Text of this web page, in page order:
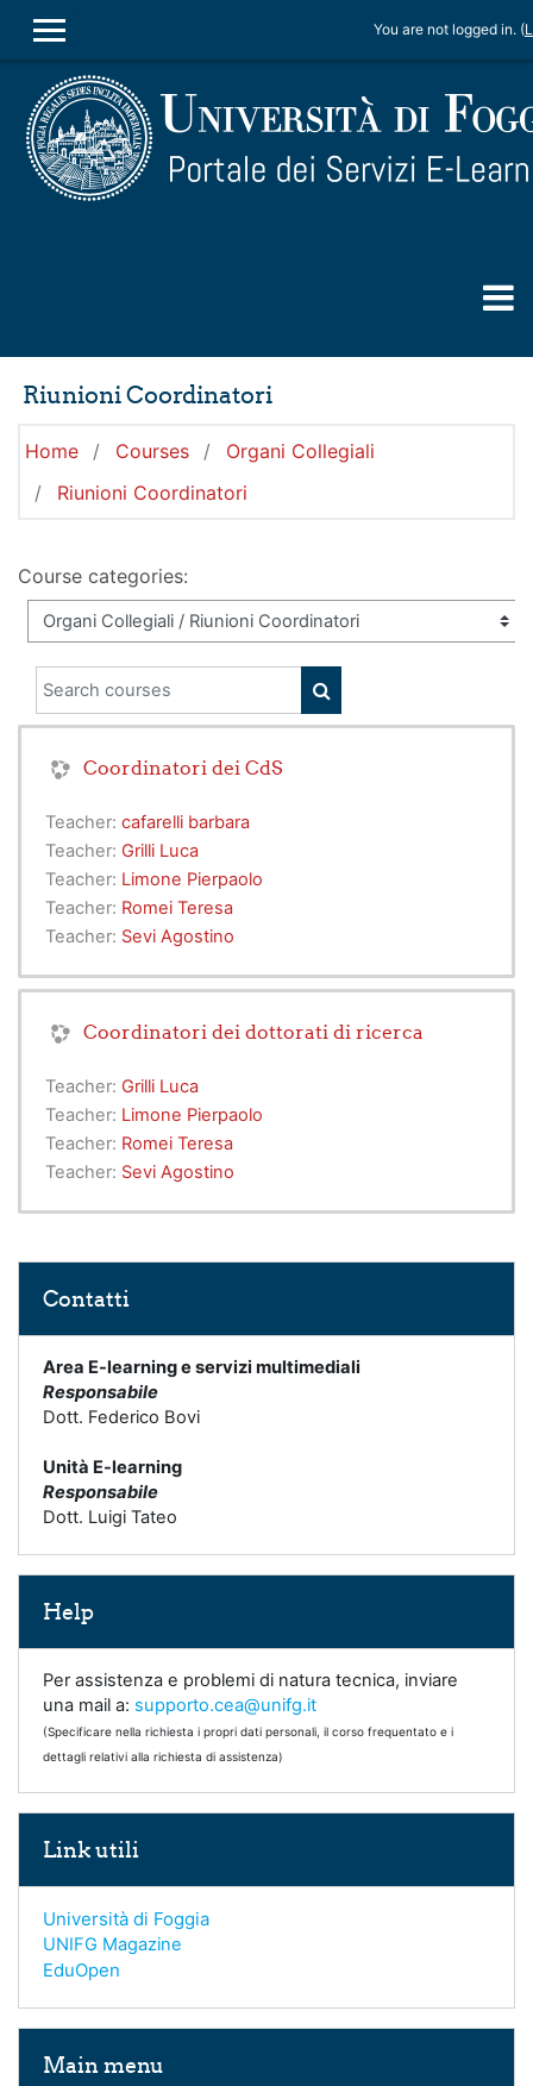
SIDE PANEL
You are not logged in. (
Riunioni Coordinatori
Home Courses
Organi Collegiali
Riunioni Coordinatori
Course categories:
Search courses
SEARCH COURSES
Coordinatori dei CdS
Teacher: cafarelli barbara
Teacher: Grilli Luca
Teacher: Limone Pierpaolo
Teacher: Romei Teresa
Teacher: Sevi Agostino
Coordinatori dei dottorati di ricerca
Teacher: Grilli Luca
Teacher: Limone Pierpaolo
Teacher: Romei Teresa
Teacher: Sevi Agostino
Contatti
Area E-learning e servizi multimediali
Responsabile
Dott. Federico Bovi
Unità E-learning
Responsabile
Dott. Luigi Tateo
Help
Per assistenza e problemi di natura tecnica, inviare
una mail a: supporto.cea@unifg.it
(Specificare nella richiesta i propri dati personali, il corso frequentato e i
dettagli relativi alla richiesta di assistenza)
Link utili
Università di Foggia
UNIFG Magazine
EduOpen
Main menu